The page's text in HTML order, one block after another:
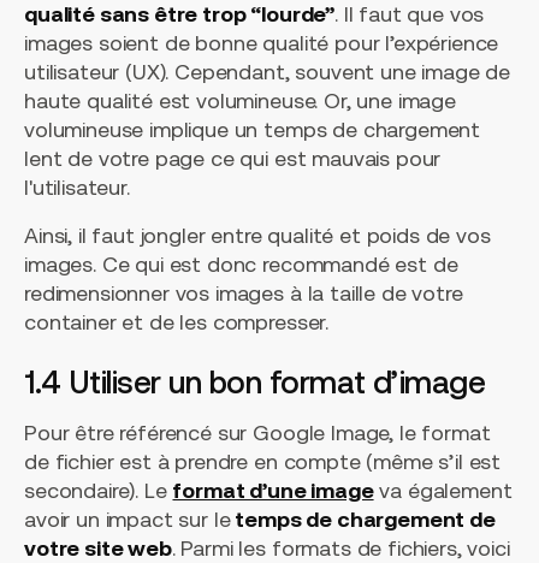
qualité sans être trop “lourde”. Il faut que vos
images soient de bonne qualité pour l’expérience
utilisateur (UX). Cependant, souvent une image de
haute qualité est volumineuse. Or, une image
volumineuse implique un temps de chargement
lent de votre page ce qui est mauvais pour
l'utilisateur.
Ainsi, il faut jongler entre qualité et poids de vos
images. Ce qui est donc recommandé est de
redimensionner vos images à la taille de votre
container et de les compresser.
1.4 Utiliser un bon format d’image
Pour être référencé sur Google Image, le format
de fichier est à prendre en compte (même s’il est
secondaire). Le format d’une imageva également
avoir un impact sur letemps de chargement de
votre site web. Parmi les formats de fichiers, voici